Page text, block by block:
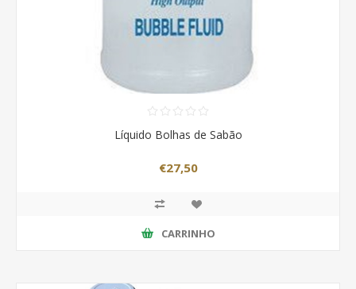
Líquido Bolhas de Sabão
€27,50
CARRINHO